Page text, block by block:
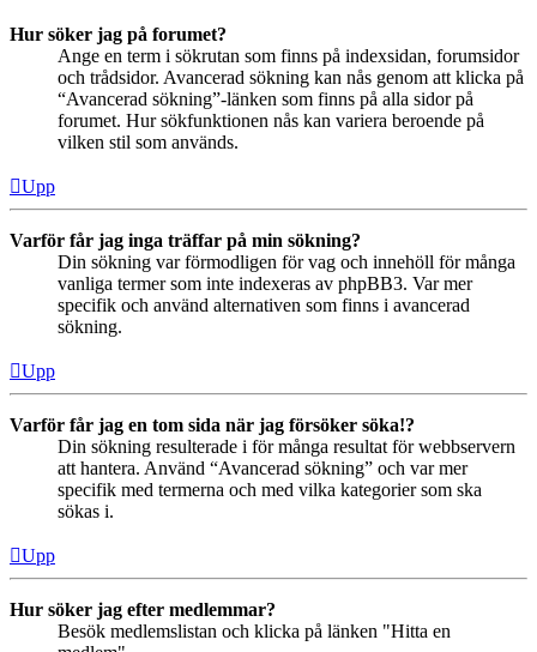
Hur söker jag på forumet?
Ange en term i sökrutan som finns på indexsidan, forumsidor
och trådsidor. Avancerad sökning kan nås genom att klicka på
“Avancerad sökning”-länken som finns på alla sidor på
forumet. Hur sökfunktionen nås kan variera beroende på
vilken stil som används.
Upp
Varför får jag inga träffar på min sökning?
Din sökning var förmodligen för vag och innehöll för många
vanliga termer som inte indexeras av phpBB3. Var mer
specifik och använd alternativen som finns i avancerad
sökning.
Upp
Varför får jag en tom sida när jag försöker söka!?
Din sökning resulterade i för många resultat för webbservern
att hantera. Använd “Avancerad sökning” och var mer
specifik med termerna och med vilka kategorier som ska
sökas i.
Upp
Hur söker jag efter medlemmar?
Besök medlemslistan och klicka på länken "Hitta en